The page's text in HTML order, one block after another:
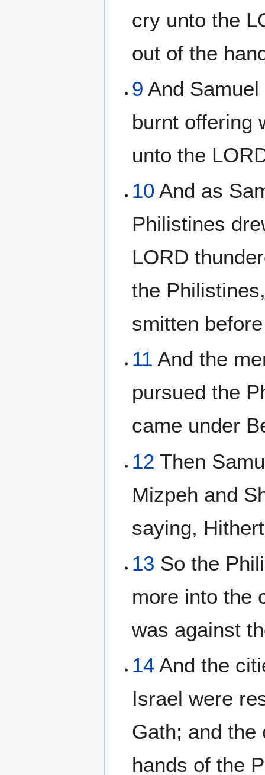
cry unto the
out of the
9 And
burnt offering
unto the
10 And as
Philistines
LORD
the
smitten
11 And the
pursued the
came under
12 Then
Mizpeh and
saying,
13 So the
more into the
was against
14 And the
Israel were
Gath; and the
hands of the